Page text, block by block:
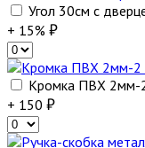
Угол 30см с
+ 15%
Кромка ПВХ 2мм-
+ 150